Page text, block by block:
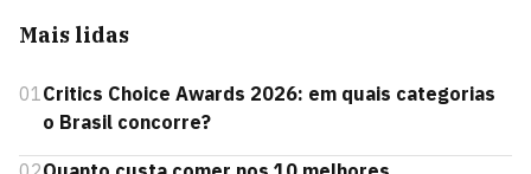
Mais lidas
01Critics Choice Awards 2026: em quais categorias
o Brasil concorre?